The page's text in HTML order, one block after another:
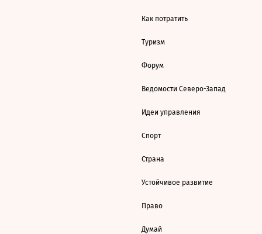
Как потратить
Туризм
Форум
Ведомости Северо-Запад
Идеи управления
Спорт
Страна
Устойчивое развитие
Право
Думай